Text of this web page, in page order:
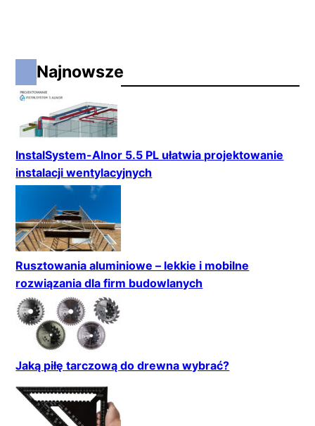
Najnowsze
InstalSystem-Alnor 5.5 PL ułatwia projektowanie
instalacji wentylacyjnych
Rusztowania aluminiowe – lekkie i mobilne
rozwiązania dla firm budowlanych
Jaką piłę tarczową do drewna wybrać?